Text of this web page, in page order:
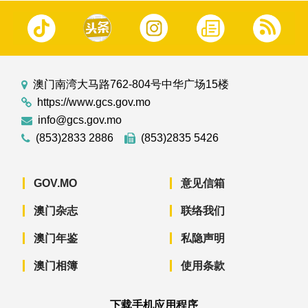
澳门南湾大马路762-804号中华广场15楼
https://www.gcs.gov.mo
info@gcs.gov.mo
(853)2833 2886
(853)2835 5426
GOV.MO
澳门杂志
澳门年鉴
澳门相簿
意见信箱
联络我们
私隐声明
使用条款
下载手机应用程序